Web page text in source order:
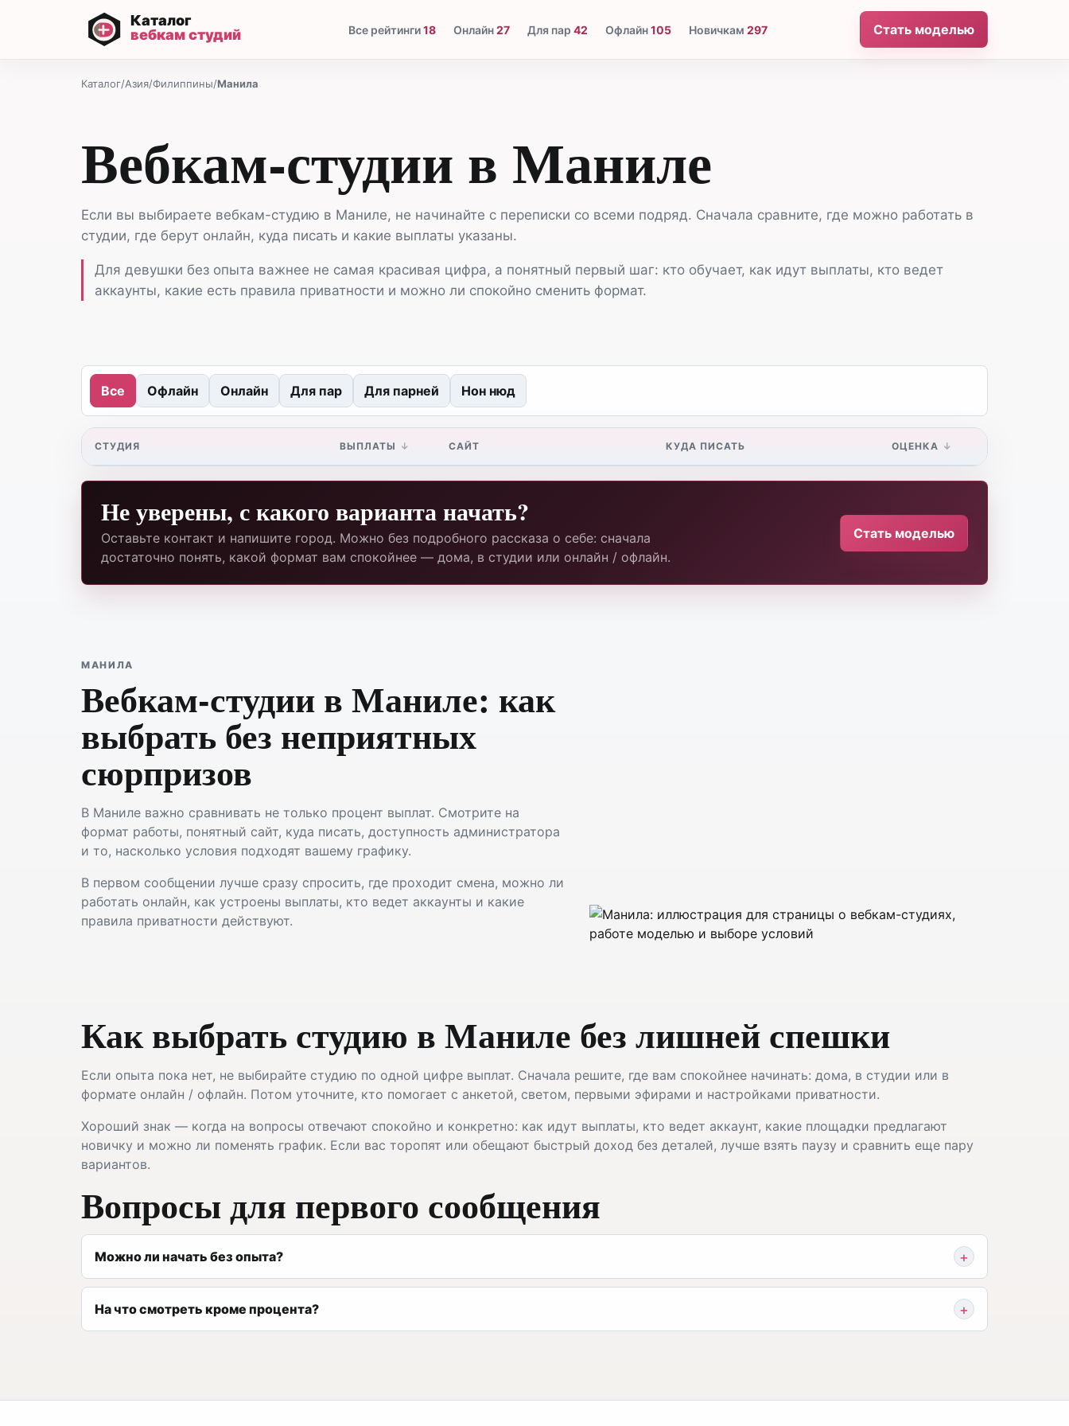
Все рейтинги18 Онлайн27 Для пар 42 Офлайн105 Новичкам 297 Стать моделью
Каталог/Азия/Филиппины/Манила
Вебкам-студии в Маниле
Если вы выбираете вебкам-студию в Маниле, не начинайте с переписки со всеми подряд. Сначала сравните, где можно работать в
студии, где берут онлайн, куда писать и какие выплаты указаны.
Для девушки без опыта важнее не самая красивая цифра, а понятный первый шаг: кто обучает, как идут выплаты, кто ведет
аккаунты, какие есть правила приватности и можно ли спокойно сменить формат.
Все Офлайн Онлайн Для пар Для парней Нон нюд
СТУДИЯ ВЫПЛАТЫ САЙТ КУДА ПИСАТЬ ОЦЕНКА
Не уверены, с какого варианта начать?
Оставьте контакт и напишите город. Можно без подробного рассказа о себе: сначала
достаточно понять, какой формат вам спокойнее — дома, в студии или онлайн / офлайн.
Стать моделью
МАНИЛА
Вебкам-студии в Маниле: как
выбрать без неприятных
сюрпризов
В Маниле важно сравнивать не только процент выплат. Смотрите на
формат работы, понятный сайт, куда писать, доступность администратора
и то, насколько условия подходят вашему графику.
В первом сообщении лучше сразу спросить, где проходит смена, можно ли
работать онлайн, как устроены выплаты, кто ведет аккаунты и какие
правила приватности действуют.
Как выбрать студию в Маниле без лишней спешки
Если опыта пока нет, не выбирайте студию по одной цифре выплат. Сначала решите, где вам спокойнее начинать: дома, в студии или в
формате онлайн / офлайн. Потом уточните, кто помогает с анкетой, светом, первыми эфирами и настройками приватности.
Хороший знак — когда на вопросы отвечают спокойно и конкретно: как идут выплаты, кто ведет аккаунт, какие площадки предлагают
новичку и можно ли поменять график. Если вас торопят или обещают быстрый доход без деталей, лучше взять паузу и сравнить еще пару
вариантов.
Вопросы для первого сообщения
Можно ли начать без опыта?
На что смотреть кроме процента?